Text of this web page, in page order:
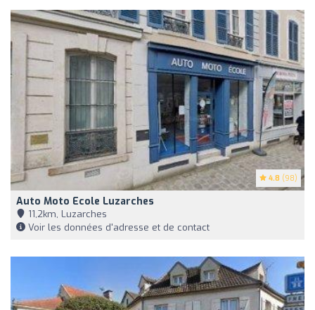
4.8 (98)
Auto Moto Ecole Luzarches
11,2km, Luzarches
Voir les données d'adresse et de contact